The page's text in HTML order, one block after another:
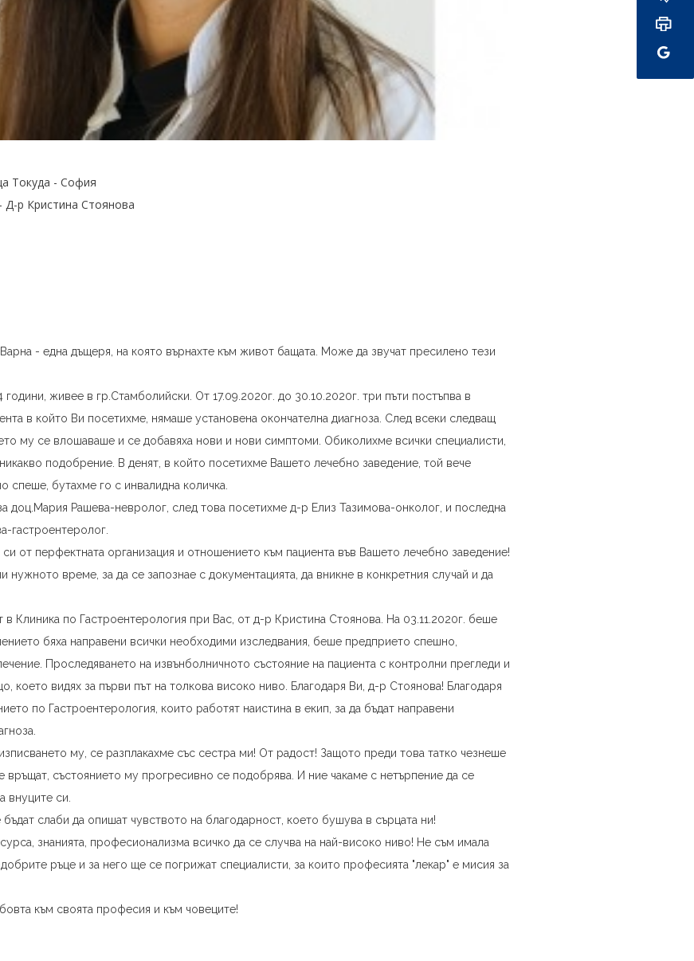
Токуда - София
Д-р Кристина Стоянова
- една дъщеря, на която върнахте към живот бащата. Може да звучат пресилено тези
живее в гр.Стамболийски. От 17.09.2020г. до 30.10.2020г. три пъти постъпва в
в който Ви посетихме, нямаше установена окончателна диагноза. След всеки следващ
му се влошаваше и се добавяха нови и нови симптоми. Обиколихме всички специалисти,
подобрение. В денят, в който посетихме Вашето лечебно заведение, той вече
спеше, бутахме го с инвалидна количка.
доц.Мария Рашева-невролог, след това посетихме д-р Елиз Тазимова-онколог, и последна
гастроентеролог.
от перфектната организация и отношението към пациента във Вашето лечебно заведение!
нужното време, за да се запознае с документацията, да вникне в конкретния случай и да
Клиника по Гастроентерология при Вас, от д-р Кристина Стоянова. На 03.11.2020г. беше
бяха направени всички необходими изследвания, беше предприето спешно,
Проследяването на извънболничното състояние на пациента с контролни прегледи и
което видях за първи път на толкова високо ниво. Благодаря Ви, д-р Стоянова! Благодаря
по Гастроентерология, които работят наистина в екип, за да бъдат направени
му, се разплакахме със сестра ми! От радост! Защото преди това татко чезнеше
връщат, състоянието му прогресивно се подобрява. И ние чакаме с нетърпение да се
внуците си.
слаби да опишат чувството на благодарност, което бушува в сърцата ни!
знанията, професионализма всичко да се случва на най-високо ниво! Не съм имала
ръце и за него ще се погрижат специалисти, за които професията "лекар" е мисия за
към своята професия и към човеците!